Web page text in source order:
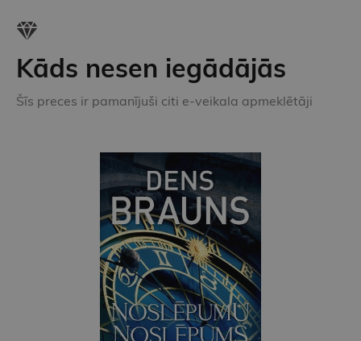
Kāds nesen iegādājās
Šīs preces ir pamanījuši citi e-veikala apmeklētāji